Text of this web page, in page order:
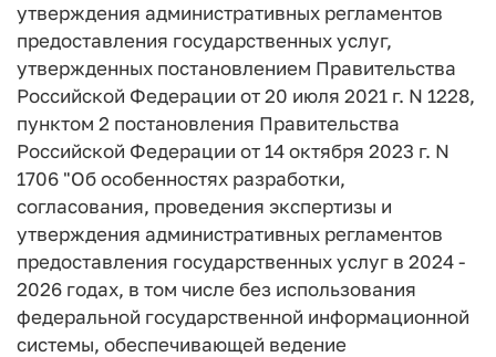
утверждения административных регламентов
предоставления государственных услуг,
утвержденных постановлением Правительства
Российской Федерации от 20 июля 2021 г. N 1228,
пунктом 2 постановления Правительства
Российской Федерации от 14 октября 2023 г. N
1706 "Об особенностях разработки,
согласования, проведения экспертизы и
утверждения административных регламентов
предоставления государственных услуг в 2024 -
2026 годах, в том числе без использования
федеральной государственной информационной
системы, обеспечивающей ведение